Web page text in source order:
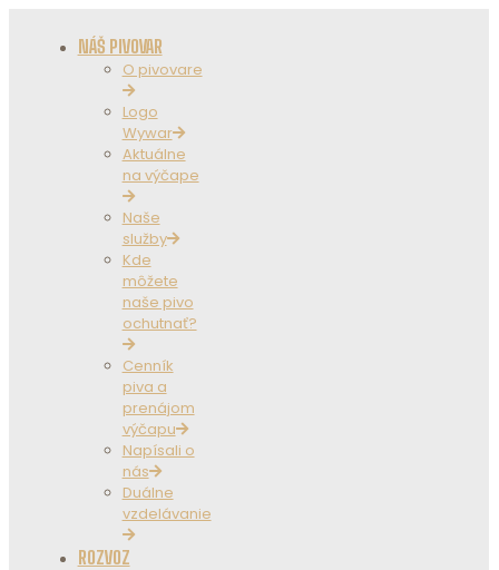
NÁŠ PIVOVAR
O pivovare
Logo
Wywar
Aktuálne
na výčape
Naše
služby
Kde
môžete
naše pivo
ochutnať?
Cenník
piva a
prenájom
výčapu
Napísali o
nás
Duálne
vzdelávanie
ROZVOZ